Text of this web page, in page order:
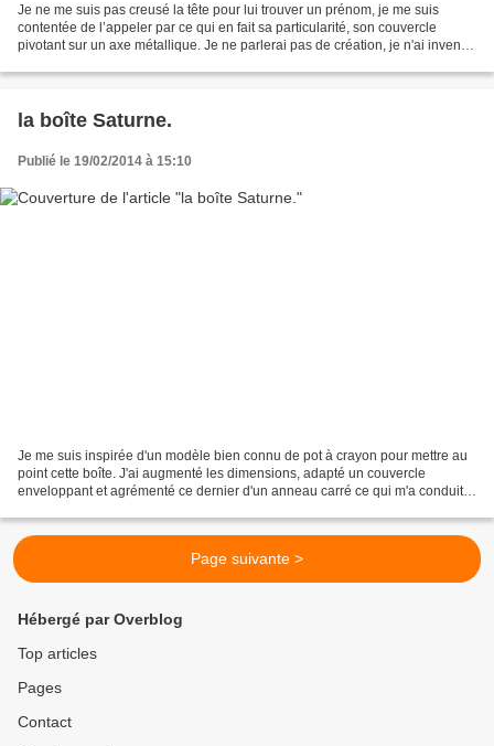
Je ne me suis pas creusé la tête pour lui trouver un prénom, je me suis
contentée de l’appeler par ce qui en fait sa particularité, son couvercle
pivotant sur un axe métallique. Je ne parlerai pas de création, je n'ai inventé
la boîte Saturne.
Publié le 19/02/2014 à 15:10
Je me suis inspirée d'un modèle bien connu de pot à crayon pour mettre au
point cette boîte. J'ai augmenté les dimensions, adapté un couvercle
enveloppant et agrémenté ce dernier d'un anneau carré ce qui m'a conduite
Page suivante >
Hébergé par Overblog
Top articles
Pages
Contact